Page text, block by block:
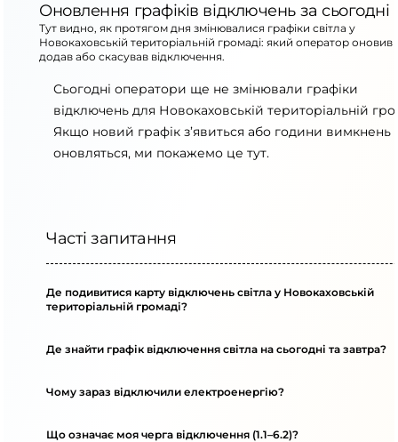
Оновлення графіків відключень за сьогодні
Тут видно, як протягом дня змінювалися графіки світла у
Новокаховській територіальній громаді: який оператор оновив
додав або скасував відключення.
Сьогодні оператори ще не змінювали графіки
відключень для Новокаховській територіальній
Якщо новий графік з’явиться або години вимкнень
оновляться, ми покажемо це тут.
Часті запитання
Де подивитися карту відключень світла у Новокаховській
територіальній громаді?
Де знайти графік відключення світла на сьогодні та завтра?
Чому зараз відключили електроенергію?
Що означає моя черга відключення (1.1–6.2)?